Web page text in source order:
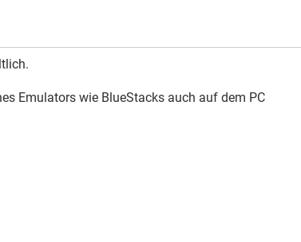
Emulators wie BlueStacks auch auf dem PC